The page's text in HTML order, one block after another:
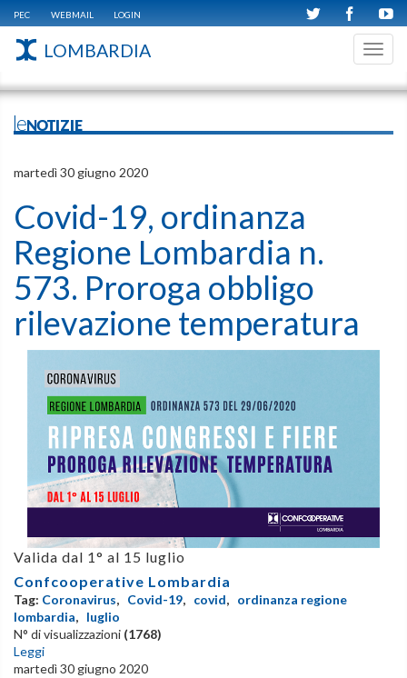
PEC WEBMAIL LOGIN
LOMBARDIA
leNOTIZIE
martedì 30 giugno 2020
Covid-19, ordinanza
Regione Lombardia n.
573. Proroga obbligo
rilevazione temperatura
Valida dal 1° al 15 luglio
Confcooperative Lombardia
Tag: Coronavirus, Covid-19, covid, ordinanza regione
lombardia, luglio
N° di visualizzazioni (1768)
Leggi
martedì 30 giugno 2020